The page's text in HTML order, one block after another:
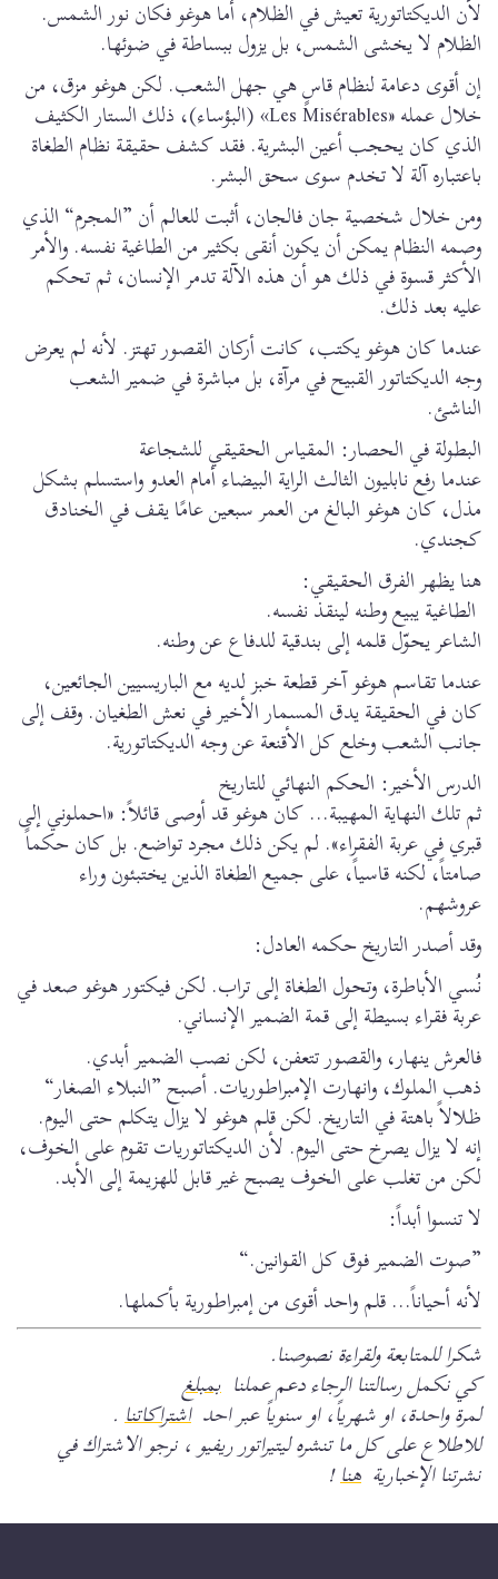
لأن الديكتاتورية تعيش في الظلام، أما هوغو فكان نور الشمس.
الظلام لا يخشى الشمس، بل يزول ببساطة في ضوئها.
إن أقوى دعامة لنظام قاسٍ هي جهل الشعب. لكن هوغو مزق، من
خلال عمله «Les Misérables» (البؤساء)، ذلك الستار الكثيف
الذي كان يحجب أعين البشرية. فقد كشف حقيقة نظام الطغاة
باعتباره آلة لا تخدم سوى سحق البشر.
ومن خلال شخصية جان فالجان، أثبت للعالم أن ”المجرم“ الذي
وصمه النظام يمكن أن يكون أنقى بكثير من الطاغية نفسه. والأمر
الأكثر قسوة في ذلك هو أن هذه الآلة تدمر الإنسان، ثم تحكم
عليه بعد ذلك.
عندما كان هوغو يكتب، كانت أركان القصور تهتز. لأنه لم يعرض
وجه الديكتاتور القبيح في مرآة، بل مباشرة في ضمير الشعب
الناشئ.
البطولة في الحصار: المقياس الحقيقي للشجاعة
عندما رفع نابليون الثالث الراية البيضاء أمام العدو واستسلم بشكل
مذل، كان هوغو البالغ من العمر سبعين عامًا يقف في الخنادق
كجندي.
هنا يظهر الفرق الحقيقي:
الطاغية يبيع وطنه لينقذ نفسه.
الشاعر يحوّل قلمه إلى بندقية للدفاع عن وطنه.
عندما تقاسم هوغو آخر قطعة خبز لديه مع الباريسيين الجائعين،
كان في الحقيقة يدق المسمار الأخير في نعش الطغيان. وقف إلى
جانب الشعب وخلع كل الأقنعة عن وجه الديكتاتورية.
الدرس الأخير: الحكم النهائي للتاريخ
ثم تلك النهاية المهيبة... كان هوغو قد أوصى قائلاً: «احملوني إلى
قبري في عربة الفقراء». لم يكن ذلك مجرد تواضع. بل كان حكماً
صامتاً، لكنه قاسياً، على جميع الطغاة الذين يختبئون وراء
عروشهم.
وقد أصدر التاريخ حكمه العادل:
نُسي الأباطرة، وتحول الطغاة إلى تراب. لكن فيكتور هوغو صعد في
عربة فقراء بسيطة إلى قمة الضمير الإنساني.
فالعرش ينهار، والقصور تتعفن، لكن نصب الضمير أبدي.
ذهب الملوك، وانهارت الإمبراطوريات. أصبح ”النبلاء الصغار“
ظلالاً باهتة في التاريخ. لكن قلم هوغو لا يزال يتكلم حتى اليوم.
إنه لا يزال يصرخ حتى اليوم. لأن الديكتاتوريات تقوم على الخوف،
لكن من تغلب على الخوف يصبح غير قابل للهزيمة إلى الأبد.
لا تنسوا أبداً:
”صوت الضمير فوق كل القوانين.“
لأنه أحياناً... قلم واحد أقوى من إمبراطورية بأكملها.
شكرا للمتابعة ولقراءة نصوصنا.
كي نكمل رسالتنا الرجاء دعم عملنا بمبلغ
لمرة واحدة، او شهرياً، او سنوياً عبر احد اشتراكاتنا.
للاطلاع على كل ما تنشره ليتيراتور ريفيو ، نرجو الاشتراك في
نشرتنا الإخبارية هنا!